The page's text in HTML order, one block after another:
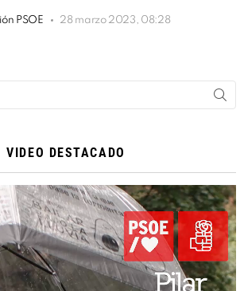
PSOE 28 marzo 2023, 08:28
VIDEO DESTACADO